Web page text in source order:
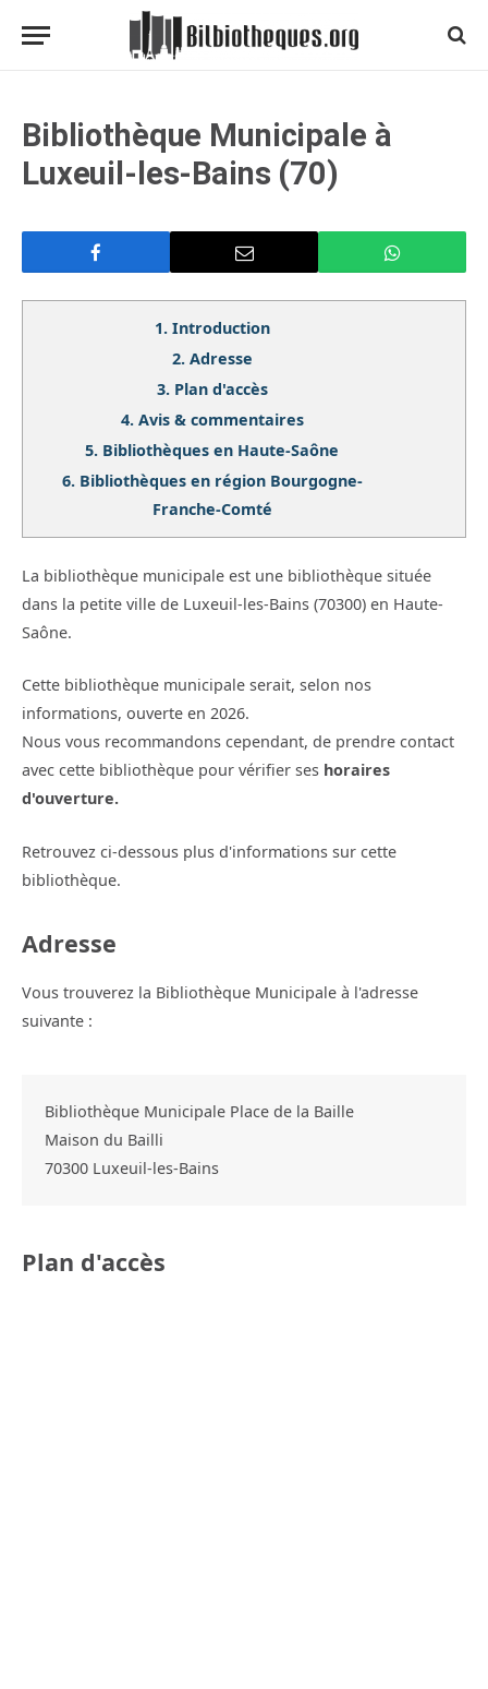
Bibliothèque Municipale à
Luxeuil-les-Bains (70)
1. Introduction
2. Adresse
3. Plan d'accès
4. Avis & commentaires
5. Bibliothèques en Haute-Saône
6. Bibliothèques en région Bourgogne-
Franche-Comté
La bibliothèque municipale est une bibliothèque située
dans la petite ville de Luxeuil-les-Bains (70300) en Haute-
Saône.
Cette bibliothèque municipale serait, selon nos
informations, ouverte en 2026.
Nous vous recommandons cependant, de prendre contact
avec cette bibliothèque pour vérifier ses horaires
d'ouverture.
Retrouvez ci-dessous plus d'informations sur cette
bibliothèque.
Adresse
Vous trouverez la Bibliothèque Municipale à l'adresse
suivante :
Bibliothèque Municipale Place de la Baille
Maison du Bailli
70300 Luxeuil-les-Bains
Plan d'accès